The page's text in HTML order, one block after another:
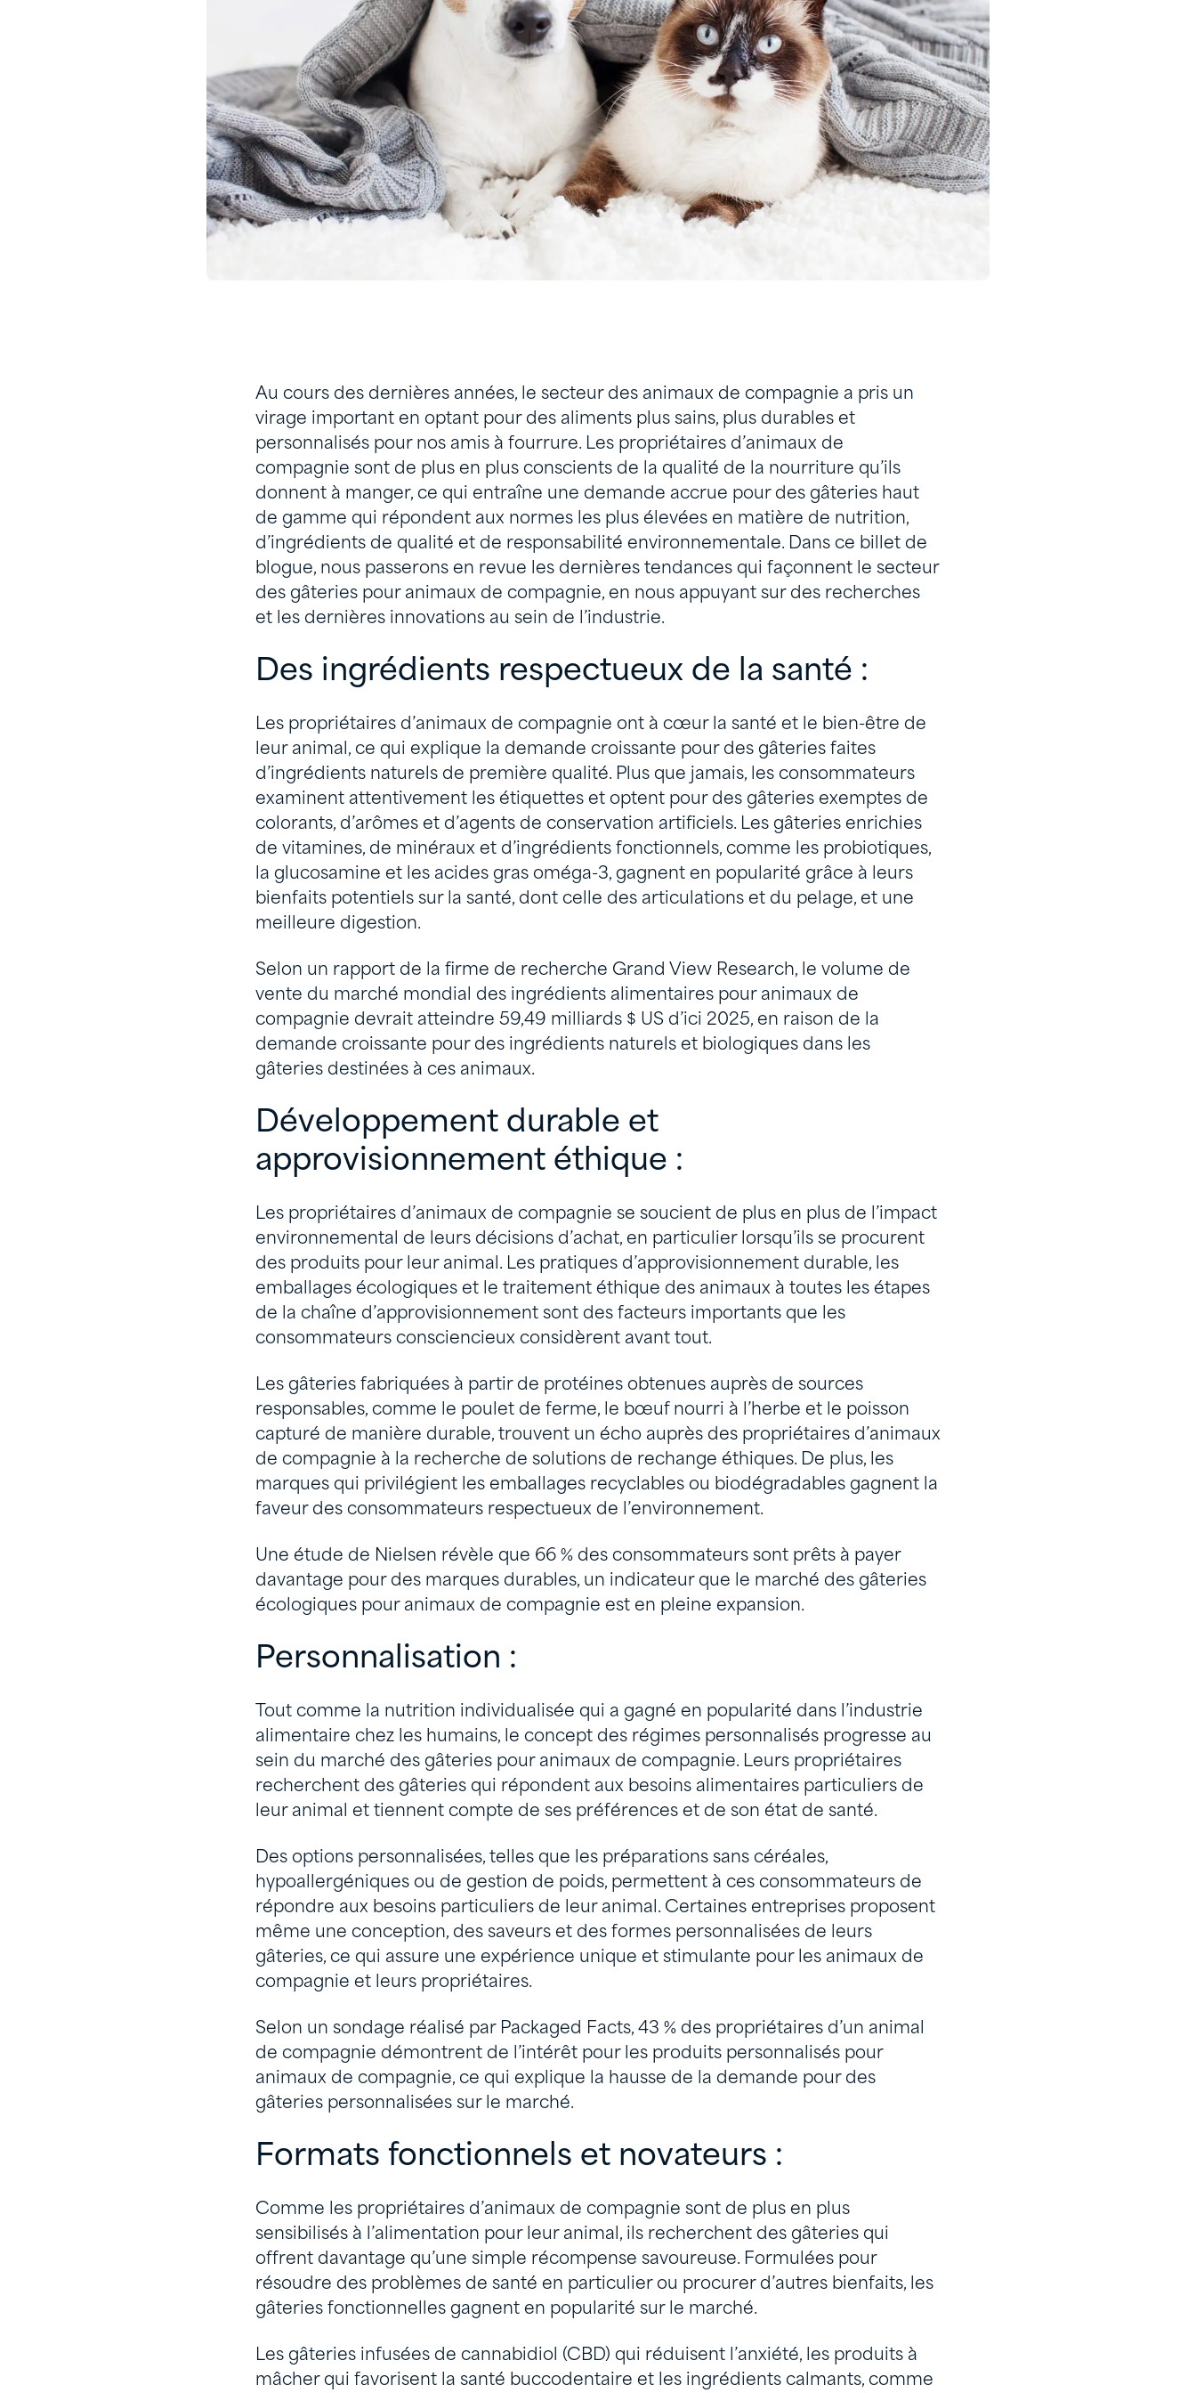
Au cours des dernières années, le secteur des animaux de compagnie a pris un
virage important en optant pour des aliments plus sains, plus durables et
personnalisés pour nos amis à fourrure. Les propriétaires d’animaux de
compagnie sont de plus en plus conscients de la qualité de la nourriture qu’ils
donnent à manger, ce qui entraîne une demande accrue pour des gâteries haut
de gamme qui répondent aux normes les plus élevées en matière de nutrition,
d’ingrédients de qualité et de responsabilité environnementale. Dans ce billet de
blogue, nous passerons en revue les dernières tendances qui façonnent le secteur
des gâteries pour animaux de compagnie, en nous appuyant sur des recherches
et les dernières innovations au sein de l’industrie.
Des ingrédients respectueux de la santé :
Les propriétaires d’animaux de compagnie ont à cœur la santé et le bien-être de
leur animal, ce qui explique la demande croissante pour des gâteries faites
d’ingrédients naturels de première qualité. Plus que jamais, les consommateurs
examinent attentivement les étiquettes et optent pour des gâteries exemptes de
colorants, d’arômes et d’agents de conservation artificiels. Les gâteries enrichies
de vitamines, de minéraux et d’ingrédients fonctionnels, comme les probiotiques,
la glucosamine et les acides gras oméga-3, gagnent en popularité grâce à leurs
bienfaits potentiels sur la santé, dont celle des articulations et du pelage, et une
meilleure digestion.
Selon un rapport de la firme de recherche Grand View Research, le volume de
vente du marché mondial des ingrédients alimentaires pour animaux de
compagnie devrait atteindre 59,49 milliards $ US d’ici 2025, en raison de la
demande croissante pour des ingrédients naturels et biologiques dans les
gâteries destinées à ces animaux.
Développement durable et
approvisionnement éthique :
Les propriétaires d’animaux de compagnie se soucient de plus en plus de l’impact
environnemental de leurs décisions d’achat, en particulier lorsqu’ils se procurent
des produits pour leur animal. Les pratiques d’approvisionnement durable, les
emballages écologiques et le traitement éthique des animaux à toutes les étapes
de la chaîne d’approvisionnement sont des facteurs importants que les
consommateurs consciencieux considèrent avant tout.
Les gâteries fabriquées à partir de protéines obtenues auprès de sources
responsables, comme le poulet de ferme, le bœuf nourri à l’herbe et le poisson
capturé de manière durable, trouvent un écho auprès des propriétaires d’animaux
de compagnie à la recherche de solutions de rechange éthiques. De plus, les
marques qui privilégient les emballages recyclables ou biodégradables gagnent la
faveur des consommateurs respectueux de l’environnement.
Une étude de Nielsen révèle que 66 % des consommateurs sont prêts à payer
davantage pour des marques durables, un indicateur que le marché des gâteries
écologiques pour animaux de compagnie est en pleine expansion.
Personnalisation :
Tout comme la nutrition individualisée qui a gagné en popularité dans l’industrie
alimentaire chez les humains, le concept des régimes personnalisés progresse au
sein du marché des gâteries pour animaux de compagnie. Leurs propriétaires
recherchent des gâteries qui répondent aux besoins alimentaires particuliers de
leur animal et tiennent compte de ses préférences et de son état de santé.
Des options personnalisées, telles que les préparations sans céréales,
hypoallergéniques ou de gestion de poids, permettent à ces consommateurs de
répondre aux besoins particuliers de leur animal. Certaines entreprises proposent
même une conception, des saveurs et des formes personnalisées de leurs
gâteries, ce qui assure une expérience unique et stimulante pour les animaux de
compagnie et leurs propriétaires.
Selon un sondage réalisé par Packaged Facts, 43 % des propriétaires d’un animal
de compagnie démontrent de l’intérêt pour les produits personnalisés pour
animaux de compagnie, ce qui explique la hausse de la demande pour des
gâteries personnalisées sur le marché.
Formats fonctionnels et novateurs :
Comme les propriétaires d’animaux de compagnie sont de plus en plus
sensibilisés à l’alimentation pour leur animal, ils recherchent des gâteries qui
offrent davantage qu’une simple récompense savoureuse. Formulées pour
résoudre des problèmes de santé en particulier ou procurer d’autres bienfaits, les
gâteries fonctionnelles gagnent en popularité sur le marché.
Les gâteries infusées de cannabidiol (CBD) qui réduisent l’anxiété, les produits à
mâcher qui favorisent la santé buccodentaire et les ingrédients calmants, comme